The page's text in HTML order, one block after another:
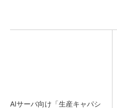
AIサーバ向け「生産キャパシ